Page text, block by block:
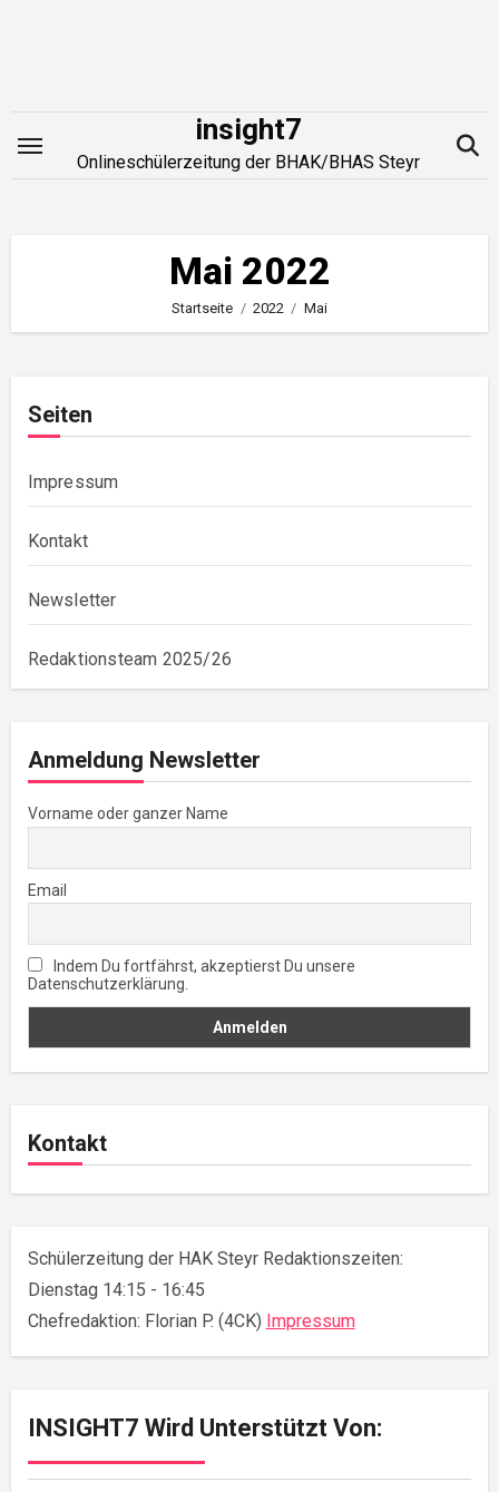
insight7
Onlineschülerzeitung der BHAK/BHAS Steyr
Mai 2022
Startseite 2022 Mai
Seiten
Impressum
Kontakt
Newsletter
Redaktionsteam 2025/26
Anmeldung Newsletter
Vorname oder ganzer Name
Email
Indem Du fortfährst, akzeptierst Du unsere
Datenschutzerklärung.
Kontakt
Schülerzeitung der HAK Steyr Redaktionszeiten:
Dienstag 14:15 - 16:45
Chefredaktion: Florian P. (4CK) Impressum
INSIGHT7 Wird Unterstützt Von: